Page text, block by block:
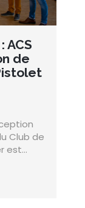
ACS
de
Club de
est…